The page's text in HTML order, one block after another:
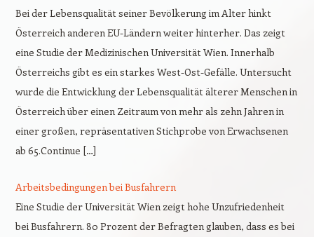
Bei der Lebensqualität seiner Bevölkerung im Alter hinkt
Österreich anderen EU-Ländern weiter hinterher. Das zeigt
eine Studie der Medizinischen Universität Wien. Innerhalb
Österreichs gibt es ein starkes West-Ost-Gefälle. Untersucht
wurde die Entwicklung der Lebensqualität älterer Menschen in
Österreich über einen Zeitraum von mehr als zehn Jahren in
einer großen, repräsentativen Stichprobe von Erwachsenen
ab 65.Continue […]
Arbeitsbedingungen bei Busfahrern
Eine Studie der Universität Wien zeigt hohe Unzufriedenheit
bei Busfahrern. 80 Prozent der Befragten glauben, dass es bei